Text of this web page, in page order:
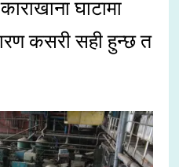
घाटामा
कसरी सही हुन्छ त